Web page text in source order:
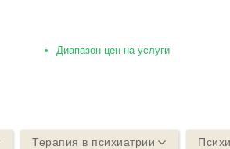
Диапазон цен на услуги
Терапия в психиатрии